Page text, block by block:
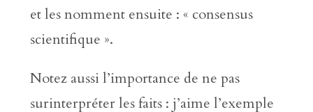
et les nomment ensuite : « consensus
scientifique ».
Notez aussi l’importance de ne pas
surinterpréter les faits : j’aime l’exemple